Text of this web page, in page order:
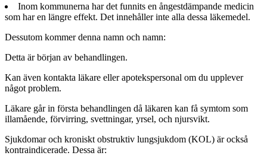
Inom kommunerna har det funnits en ångestdämpande medicin
som har en längre effekt. Det innehåller inte alla dessa läkemedel.
Dessutom kommer denna namn och namn:
Detta är början av behandlingen.
Kan även kontakta läkare eller apotekspersonal om du upplever
något problem.
Läkare går in första behandlingen då läkaren kan få symtom som
illamående, förvirring, svettningar, yrsel, och njursvikt.
Sjukdomar och kroniskt obstruktiv lungsjukdom (KOL) är också
kontraindicerade. Dessa är: